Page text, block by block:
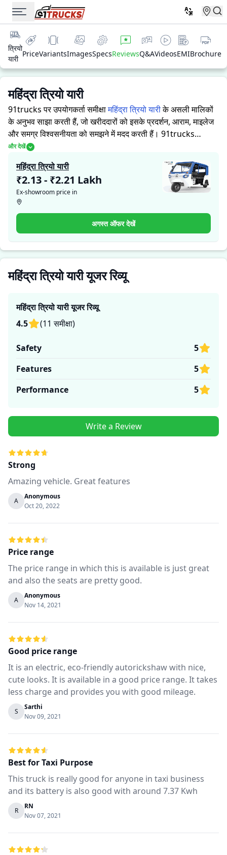
त्रियो
यारी
PriceVariantsImagesSpecsReviewsQ&AVideosEMIBrochure
महिंद्रा त्रियो यारी
91trucks पर उपयोगकर्ता समीक्षामहिंद्रा त्रियो यारीके असली मालिकों
के अनुभव साझा करती हैं, जो खरीददारों को इसके प्रदर्शन, आराम, माइलेज
और समग्र विश्वसनीयता को समझने में मदद करती हैं। 91trucks
खरीददारों और मालिकों को सूचित निर्णय लेने में सहायता करने के लिए
और कमजोरियों पर आधारित मूल्यांकन के साथ-साथ, इस प्लेटफ़ॉर्म पर एक
विशेष सेक्शन है जहाँ असली मालिक महिंद्रा त्रियो यारी के साथ अपने
अनुभव साझा करते हैं। ये सीधे अनुभव प्रदर्शन, आराम, माइलेज और
विश्वसनीयता के बारे में व्यावहारिक जानकारी देते हैं, जिससे भविष्य के
खरीदार यह तय कर सकते हैं कि क्यामहिंद्रा त्रियो यारी
उनकी जरूरतों के
लिए सही है।
और देखें
महिंद्रा त्रियो यारी
₹2.13 - ₹2.21 Lakh
Ex-showroom price in
अगस्त ऑफर देखें
महिंद्रा त्रियो यारी यूजर रिव्यू
महिंद्रा त्रियो यारीयूजर रिव्यू
4.5
(11 समीक्षा)
Safety
5
Features
5
Performance
5
Write a Review
Strong
Amazing vehicle. Great features
A
Anonymous
Oct 20, 2022
Price range
The price range in which this is available is just great
and also the seats are pretty good.
A
Anonymous
Nov 14, 2021
Good price range
It is an electric, eco-friendly autorickshaw with nice,
cute looks. It is available in a good price range. It takes
less charge and provides you with good mileage.
S
Sarthi
Nov 09, 2021
Best for Taxi Purpose
This truck is really good for anyone in taxi business
and its battery is also good with around 7.37 Kwh
R
RN
Nov 07, 2021